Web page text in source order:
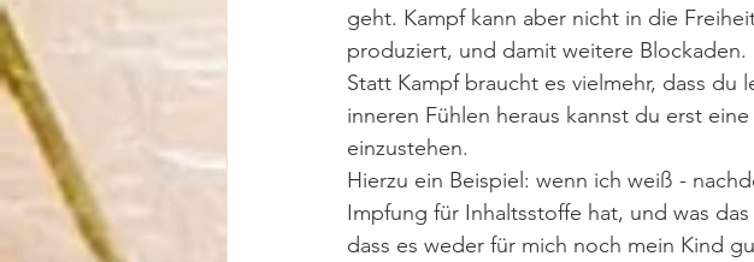
geht. Kampf kann aber nicht in die
produziert, und damit weitere Blockaden.
Statt Kampf braucht es vielmehr, dass du
inneren Fühlen heraus kannst du erst
einzustehen.
Hierzu ein Beispiel: wenn ich weiß -
Impfung für Inhaltsstoffe hat, und was
dass es weder für mich noch mein Kind